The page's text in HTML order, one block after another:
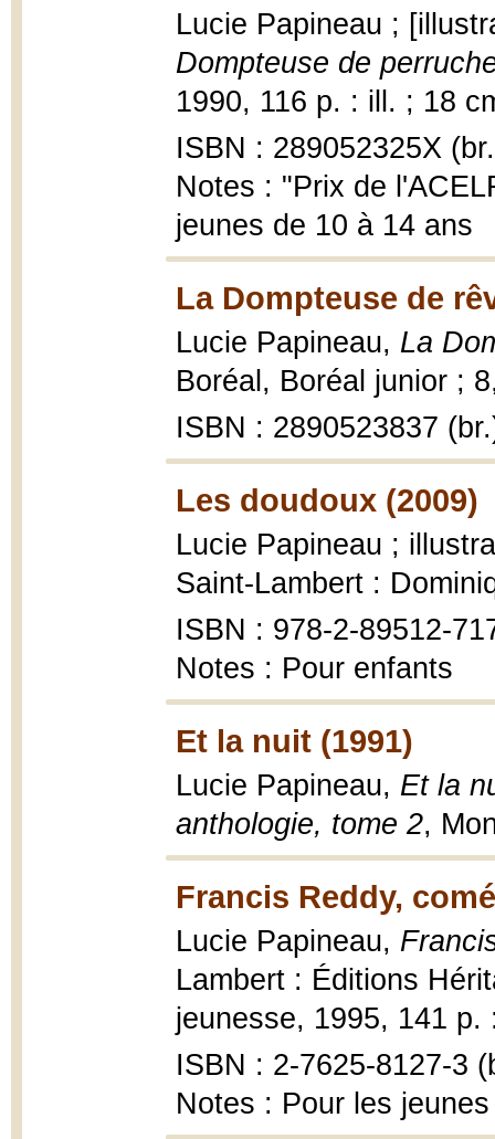
Lucie Papineau ;
Dompteuse de
1990, 116 p. : ill. ; 18
ISBN : 289052325X
Notes : "Prix de
jeunes de 10 à 14 ans
La Dompteuse de
Lucie Papineau, La
Boréal, Boréal junior ;
ISBN : 2890523837
Les doudoux (2009)
Lucie Papineau ;
Saint-Lambert :
ISBN : 978-2-89512-
Notes : Pour enfants
Et la nuit (1991)
Lucie Papineau, Et la
anthologie, tome 2,
Francis Reddy,
Lucie Papineau,
Lambert : Éditions
jeunesse, 1995, 141
ISBN : 2-7625-8127-3
Notes : Pour les jeunes